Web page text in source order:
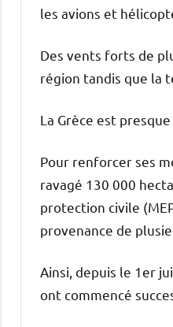
les avions et
Des vents forts de
région tandis que la
La Grèce est
Pour renforcer ses
ravagé 130 000
protection civile
provenance de
Ainsi, depuis le 1er
ont commencé